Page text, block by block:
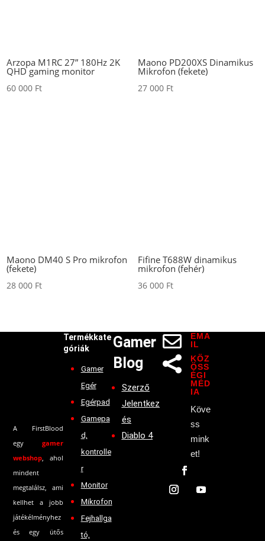
Arzopa M1RC 27” 180Hz 2K
QHD gaming monitor
60 000 Ft
Maono PD200XS Dinamikus
Mikrofon (fekete)
27 000 Ft
Maono DM40 S Pro mikrofon
(fekete)
28 000 Ft
Fifine T688W dinamikus
mikrofon (fehér)
36 000 Ft
A FirstBlood
egy gamer
webshop , ahol
mindent
megtalálsz, ami
kellhet a jobb
játékélményhez
és egy ütős
Termékkate
góriák
Gamer
Egér
Egérpad
Gamepa
d,
kontrolle
r
Monitor
Mikrofon
Fejhallga
tó,
Gamer
Blog
Szerző
Jelentkez
és
Diablo 4

EMA
IL

KÖZ
ÖSS
ÉGI
MÉD
IA
Köve
ss
mink
et!